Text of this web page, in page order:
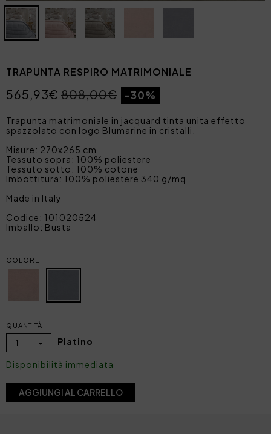
TRAPUNTA RESPIRO MATRIMONIALE
565,93€ 808,00€ -30%
Trapunta matrimoniale in jacquard tinta unita effetto
spazzolato con logo Blumarine in cristalli.
Misure: 270x265 cm
Tessuto sopra: 100% poliestere
Tessuto sotto: 100% cotone
Imbottitura: 100% poliestere 340 g/mq
Made in Italy
Codice: 101020524
Imballo: Busta
COLORE
QUANTITÀ
1 Platino
Disponibilità immediata
AGGIUNGI AL CARRELLO